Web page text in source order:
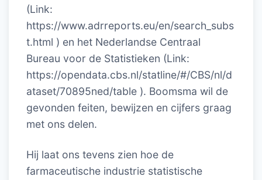
(Link:
https://www.adrreports.eu/en/search_subs
t.html ) en het Nederlandse Centraal
Bureau voor de Statistieken (Link:
https://opendata.cbs.nl/statline/#/CBS/nl/d
ataset/70895ned/table ). Boomsma wil de
gevonden feiten, bewijzen en cijfers graag
met ons delen.
Hij laat ons tevens zien hoe de
farmaceutische industrie statistische